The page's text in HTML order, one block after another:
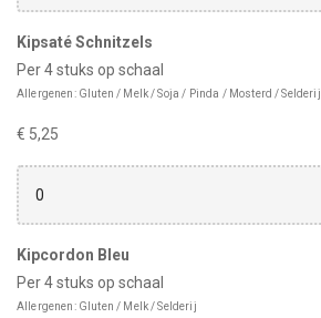
Kipsaté Schnitzels
Per 4 stuks op schaal
Allergenen: Gluten / Melk / Soja / Pinda / Mosterd / Selderij
€ 5,25
0
Kipcordon Bleu
Per 4 stuks op schaal
Allergenen: Gluten / Melk / Selderij